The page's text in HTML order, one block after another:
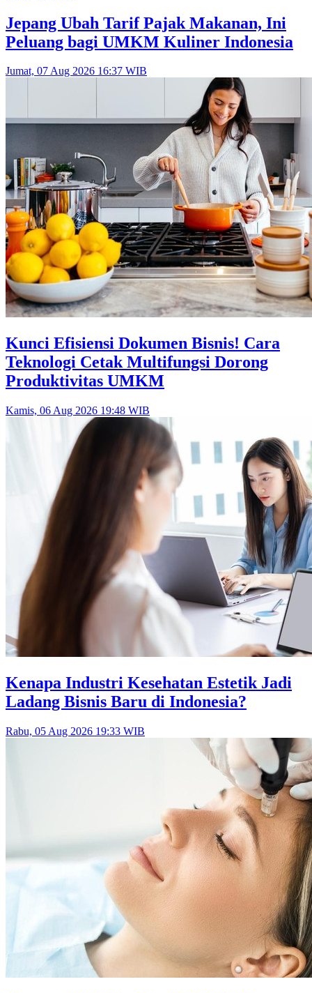
Jepang Ubah Tarif Pajak Makanan, Ini
Peluang bagi UMKM Kuliner Indonesia
Jumat, 07 Aug 2026 16:37 WIB
Kunci Efisiensi Dokumen Bisnis! Cara
Teknologi Cetak Multifungsi Dorong
Produktivitas UMKM
Kamis, 06 Aug 2026 19:48 WIB
Kenapa Industri Kesehatan Estetik Jadi
Ladang Bisnis Baru di Indonesia?
Rabu, 05 Aug 2026 19:33 WIB